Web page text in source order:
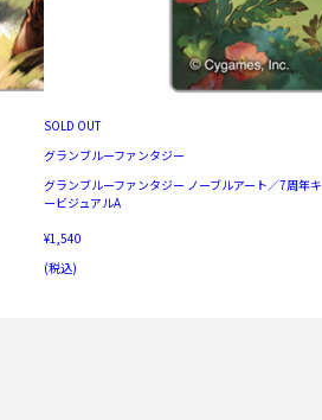
SOLD OUT
グランブルーファンタジー
グランブルーファンタジー ノーブルアート／7周年キ
ービジュアルA
¥1,540
(税込)